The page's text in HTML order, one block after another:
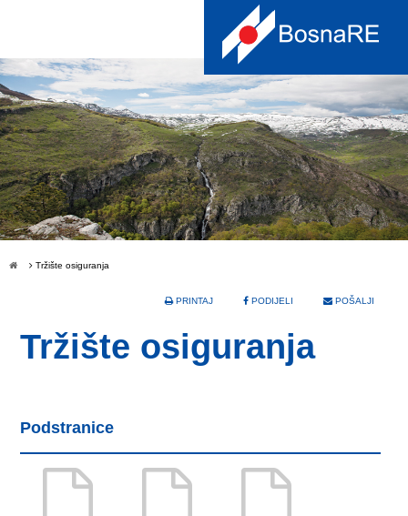
Tržište osiguranja
PRINTAJ PODIJELI POŠALJI
Tržište osiguranja
Podstranice